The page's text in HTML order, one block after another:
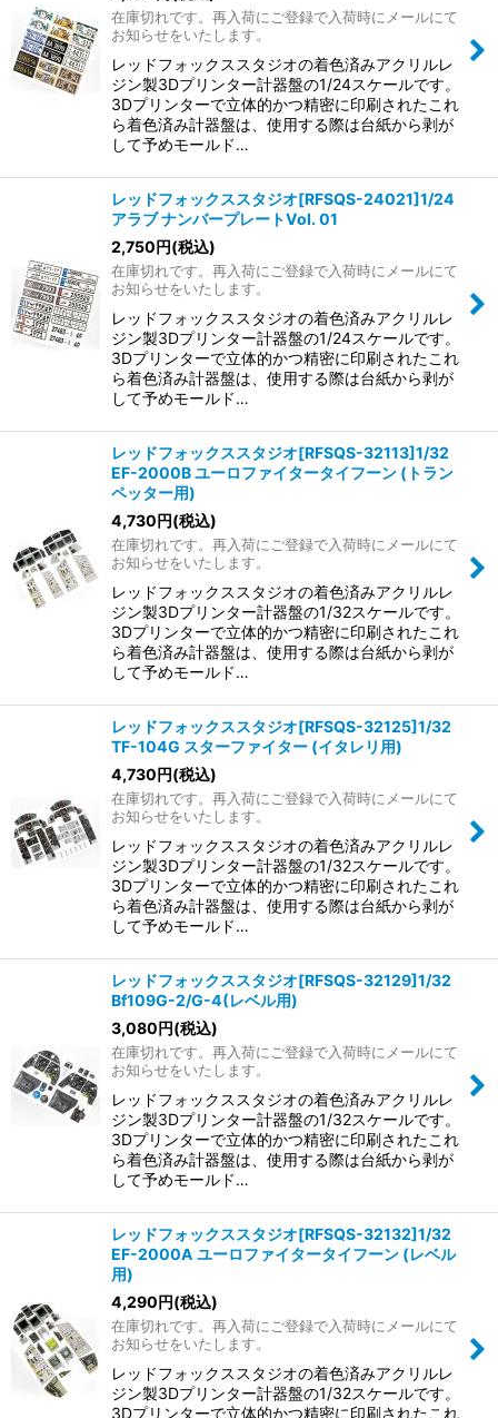
在庫切れです。再入荷にご登録で入荷時にメールにて
お知らせをいたします。
レッドフォックススタジオの着色済みアクリルレ
ジン製3Dプリンター計器盤の1/24スケールです。
3Dプリンターで立体的かつ精密に印刷されたこれ
ら着色済み計器盤は、使用する際は台紙から剥が
して予めモールド…
レッドフォックススタジオ[RFSQS-24021]1/24
アラブ ナンバープレートVol. 01
2,750円(税込)
在庫切れです。再入荷にご登録で入荷時にメールにて
お知らせをいたします。
レッドフォックススタジオの着色済みアクリルレ
ジン製3Dプリンター計器盤の1/24スケールです。
3Dプリンターで立体的かつ精密に印刷されたこれ
ら着色済み計器盤は、使用する際は台紙から剥が
して予めモールド…
レッドフォックススタジオ[RFSQS-32113]1/32
EF-2000B ユーロファイタータイフーン (トラン
ペッター用)
4,730円(税込)
在庫切れです。再入荷にご登録で入荷時にメールにて
お知らせをいたします。
レッドフォックススタジオの着色済みアクリルレ
ジン製3Dプリンター計器盤の1/32スケールです。
3Dプリンターで立体的かつ精密に印刷されたこれ
ら着色済み計器盤は、使用する際は台紙から剥が
して予めモールド…
レッドフォックススタジオ[RFSQS-32125]1/32
TF-104G スターファイター (イタレリ用)
4,730円(税込)
在庫切れです。再入荷にご登録で入荷時にメールにて
お知らせをいたします。
レッドフォックススタジオの着色済みアクリルレ
ジン製3Dプリンター計器盤の1/32スケールです。
3Dプリンターで立体的かつ精密に印刷されたこれ
ら着色済み計器盤は、使用する際は台紙から剥が
して予めモールド…
レッドフォックススタジオ[RFSQS-32129]1/32
Bf109G-2/G-4(レベル用)
3,080円(税込)
在庫切れです。再入荷にご登録で入荷時にメールにて
お知らせをいたします。
レッドフォックススタジオの着色済みアクリルレ
ジン製3Dプリンター計器盤の1/32スケールです。
3Dプリンターで立体的かつ精密に印刷されたこれ
ら着色済み計器盤は、使用する際は台紙から剥が
して予めモールド…
レッドフォックススタジオ[RFSQS-32132]1/32
EF-2000A ユーロファイタータイフーン (レベル
用)
4,290円(税込)
在庫切れです。再入荷にご登録で入荷時にメールにて
お知らせをいたします。
レッドフォックススタジオの着色済みアクリルレ
ジン製3Dプリンター計器盤の1/32スケールです。
3Dプリンターで立体的かつ精密に印刷されたこれ